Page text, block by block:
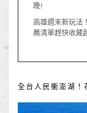
晚!
高雄週末新玩法
薦清單趕快收藏
全台人民衝澎湖！